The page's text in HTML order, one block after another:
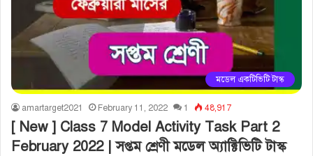
মডেল একটিভিটি টাস্ক
amartarget2021 February 11, 2022 1 48,917
[ New ] Class 7 Model Activity Task Part 2
February 2022 | সপ্তম শ্রেণী মডেল অ্যাক্টিভিটি টাস্ক